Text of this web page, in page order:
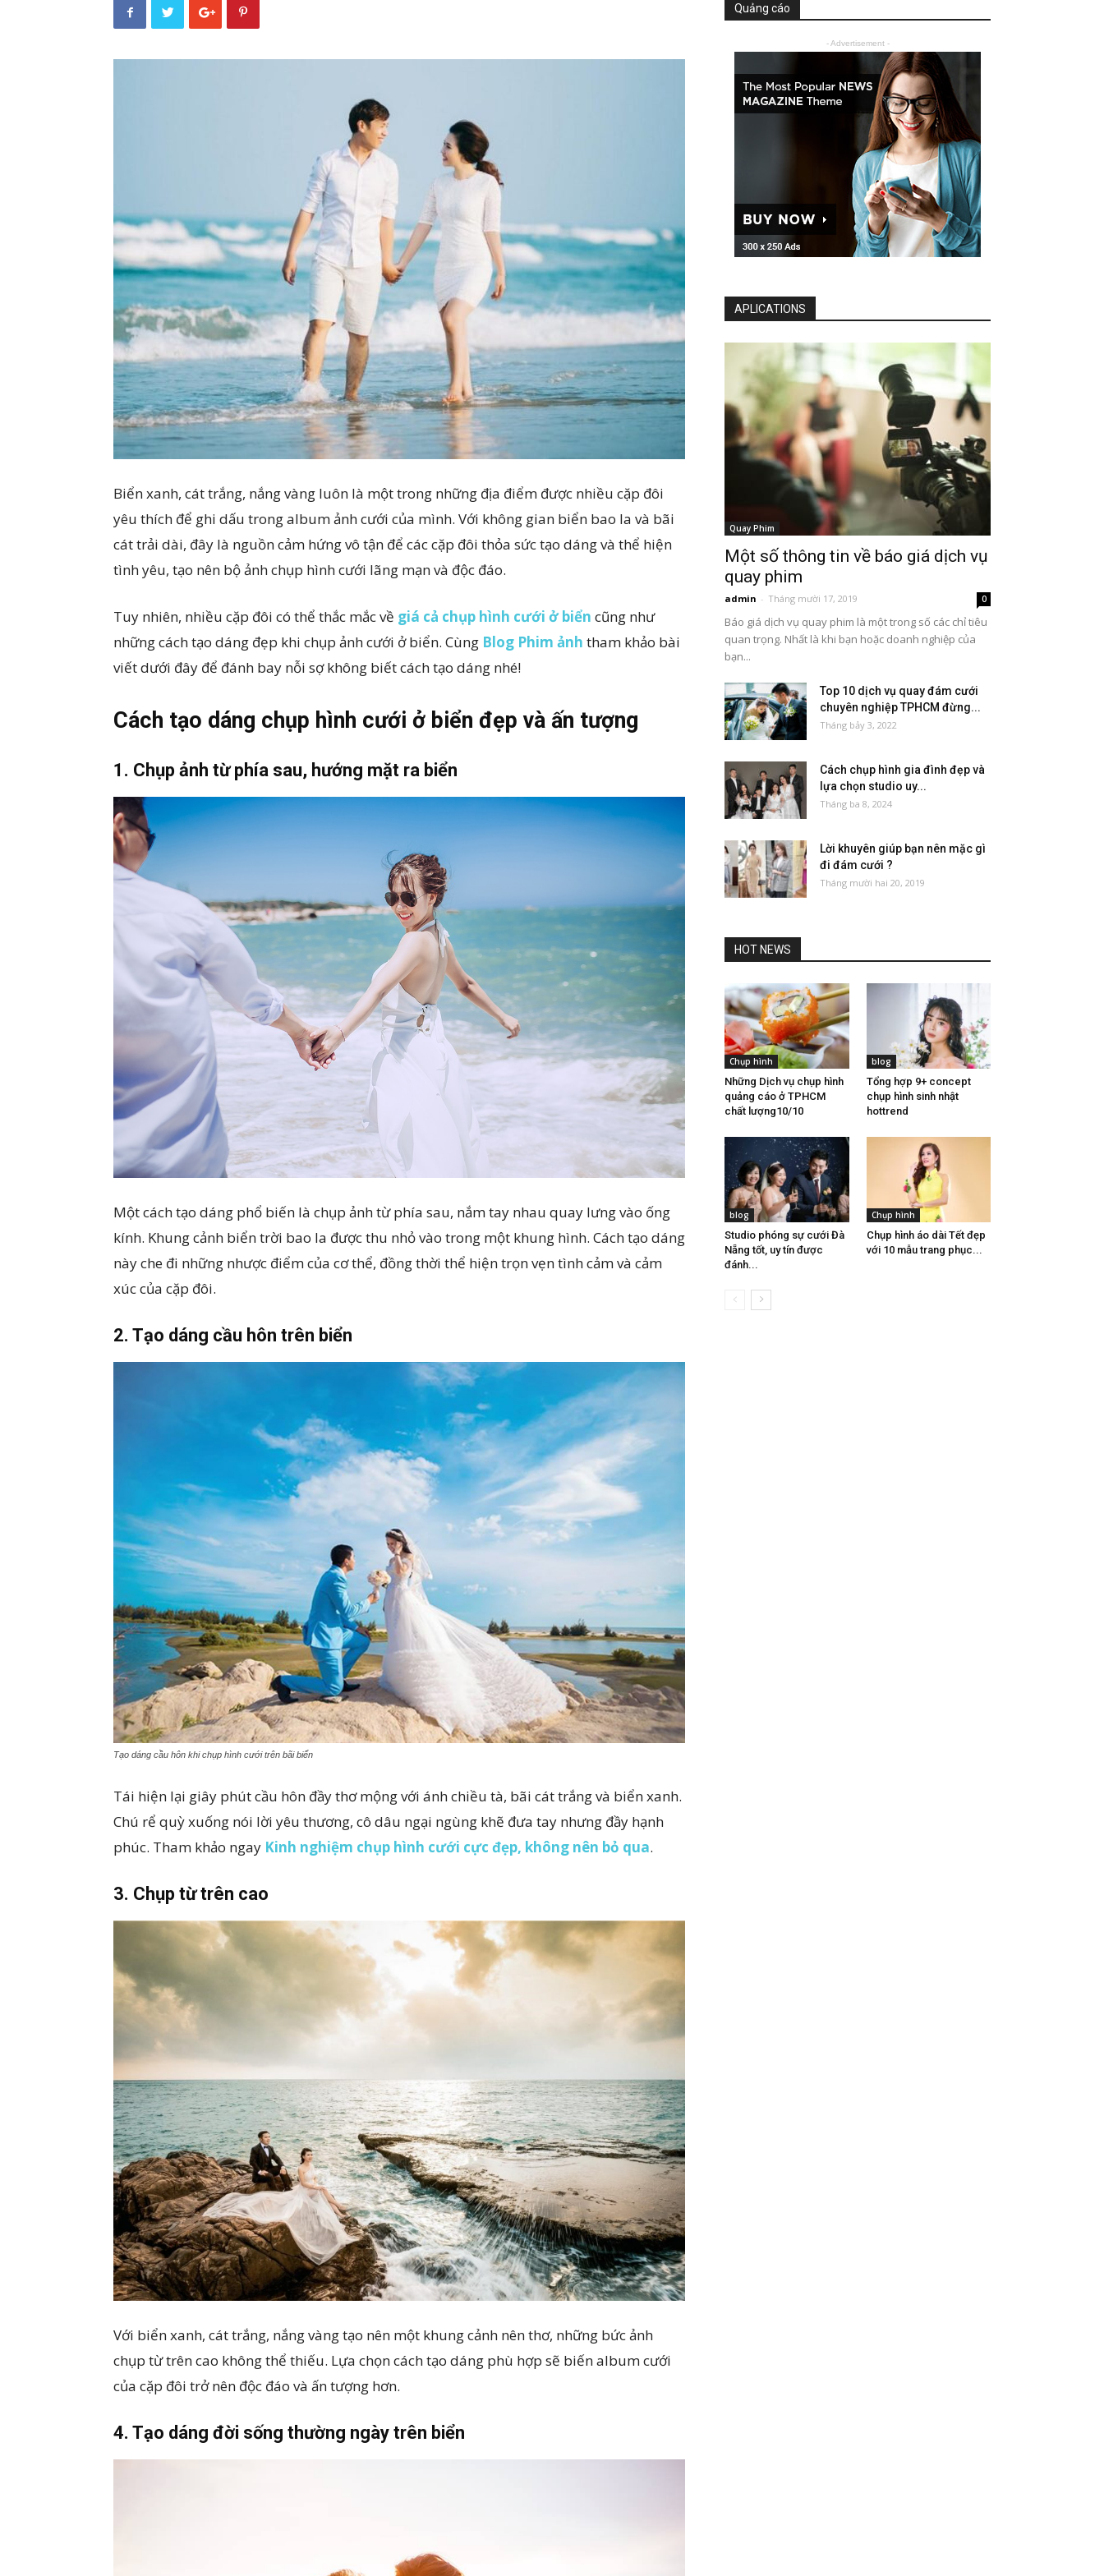
Biển xanh, cát trắng, nắng vàng luôn là một trong những địa điểm được nhiều cặp đôi
yêu thích để ghi dấu trong album ảnh cưới của mình. Với không gian biển bao la và bãi
cát trải dài, đây là nguồn cảm hứng vô tận để các cặp đôi thỏa sức tạo dáng và thể hiện
tình yêu, tạo nên bộ ảnh chụp hình cưới lãng mạn và độc đáo.
Tuy nhiên, nhiều cặp đôi có thể thắc mắc về giá cả chụp hình cưới ở biển cũng như
những cách tạo dáng đẹp khi chụp ảnh cưới ở biển. Cùng Blog Phim ảnh tham khảo bài
viết dưới đây để đánh bay nỗi sợ không biết cách tạo dáng nhé!
Cách tạo dáng chụp hình cưới ở biển đẹp và ấn tượng
1. Chụp ảnh từ phía sau, hướng mặt ra biển
Một cách tạo dáng phổ biến là chụp ảnh từ phía sau, nắm tay nhau quay lưng vào ống
kính. Khung cảnh biển trời bao la được thu nhỏ vào trong một khung hình. Cách tạo dáng
này che đi những nhược điểm của cơ thể, đồng thời thể hiện trọn vẹn tình cảm và cảm
xúc của cặp đôi.
2. Tạo dáng cầu hôn trên biển
Tạo dáng cầu hôn khi chụp hình cưới trên bãi biển
Tái hiện lại giây phút cầu hôn đầy thơ mộng với ánh chiều tà, bãi cát trắng và biển xanh.
Chú rể quỳ xuống nói lời yêu thương, cô dâu ngại ngùng khẽ đưa tay nhưng đầy hạnh
phúc. Tham khảo ngay Kinh nghiệm chụp hình cưới cực đẹp, không nên bỏ qua.
3. Chụp từ trên cao
Với biển xanh, cát trắng, nắng vàng tạo nên một khung cảnh nên thơ, những bức ảnh
chụp từ trên cao không thể thiếu. Lựa chọn cách tạo dáng phù hợp sẽ biến album cưới
của cặp đôi trở nên độc đáo và ấn tượng hơn.
4. Tạo dáng đời sống thường ngày trên biển
Quảng cáo
- Advertisement -
APLICATIONS
Quay Phim
Một số thông tin về báo giá dịch vụ
quay phim
admin - Tháng mười 17, 2019 0
Báo giá dịch vụ quay phim là một trong số các chỉ tiêu
quan trọng. Nhất là khi bạn hoặc doanh nghiệp của
bạn...
Top 10 dịch vụ quay đám cưới
chuyên nghiệp TPHCM đừng...
Tháng bảy 3, 2022
Cách chụp hình gia đình đẹp và
lựa chọn studio uy...
Tháng ba 8, 2024
Lời khuyên giúp bạn nên mặc gì
đi đám cưới ?
Tháng mười hai 20, 2019
HOT NEWS
Chụp hình
Những Dịch vụ chụp hình
quảng cáo ở TPHCM
chất lượng10/10
blog
Tổng hợp 9+ concept
chụp hình sinh nhật
hottrend
blog
Studio phóng sự cưới Đà
Nẵng tốt, uy tín được
đánh...
Chụp hình
Chụp hình áo dài Tết đẹp
với 10 mẫu trang phục...